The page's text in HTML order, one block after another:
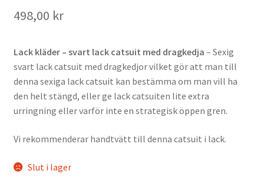
498,00 kr
Lack kläder – svart lack catsuit med dragkedja – Sexig
svart lack catsuit med dragkedjor vilket gör att man till
denna sexiga lack catsuit kan bestämma om man vill ha
den helt stängd, eller ge lack catsuiten lite extra
urringning eller varför inte en strategisk öppen gren.
Vi rekommenderar handtvätt till denna catsuit i lack.
Slut i lager